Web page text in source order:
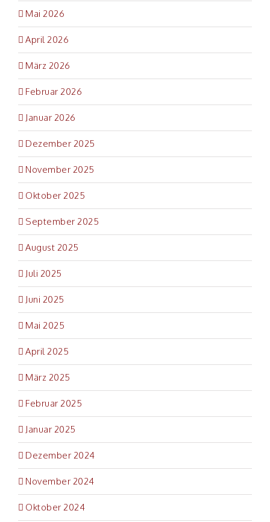
Mai 2026
April 2026
März 2026
Februar 2026
Januar 2026
Dezember 2025
November 2025
Oktober 2025
September 2025
August 2025
Juli 2025
Juni 2025
Mai 2025
April 2025
März 2025
Februar 2025
Januar 2025
Dezember 2024
November 2024
Oktober 2024